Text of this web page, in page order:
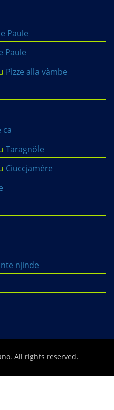
Paule
Paule
Pìzze alla vàmbe
ca
Taragnöle
Ciuccjamére
njinde
All rights reserved.